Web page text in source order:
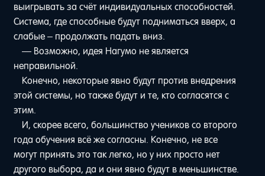
выигрывать за счёт индивидуальных способностей.
Система, где способные будут подниматься вверх, а
слабые – продолжать падать вниз.
— Возможно, идея Нагумо не является
неправильной.
Конечно, некоторые явно будут против внедрения
этой системы, но также будут и те, кто согласятся с
этим.
И, скорее всего, большинство учеников со второго
года обучения всё же согласны. Конечно, не все
могут принять это так легко, но у них просто нет
другого выбора, да и они явно будут в меньшинстве.